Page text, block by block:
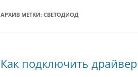
АРХИВ МЕТКИ: СВЕТОДИОД
Как подключить